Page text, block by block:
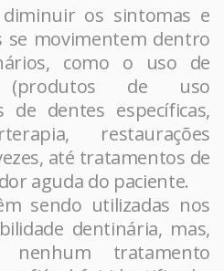
os sintomas e
se movimentem dentro
como o uso de
(produtos de uso
de dentes específicas,
restaurações
até tratamentos de
aguda do paciente.
sendo utilizadas nos
dentinária, mas,
tratamento